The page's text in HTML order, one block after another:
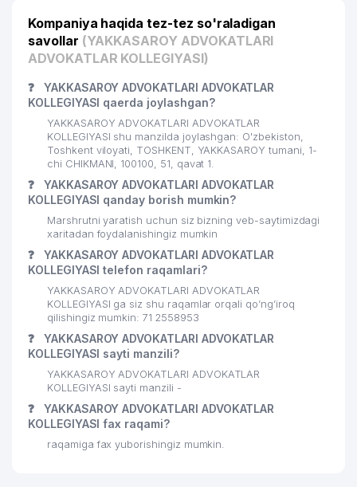
25 AL BOIS QURILISH MChJ
26 SIRKECHI TASHTEKSTIL XK MChJ
27 ECOBOND INDUSTRY MChJ
28
FIRMASI
29 GOFRA PROGRESS MChJ
30 TECHNOGEN MChJ
31 LAST-MEDIA MChJ 95 м
32 ARENA AVTO TRANS SERVIS MChJ
33 EPIROC TASHKENT XK MChJ
34 ALLIANCE TEXTILE MChJ
35 ELIT DEPOZIT MChJ
EUROMED SYSTEMS MChJ
37 ELITA-TUR XUSUSIY KORXONASI
38 FACTURA STUDIO FOTOSTUDIYASI
Kompaniya haqida tez-tez so'raladigan
savollar (YAKKASAROY ADVOKATLARI
ADVOKATLAR KOLLEGIYASI)
❓
YAKKASAROY ADVOKATLARI ADVOKATLAR
KOLLEGIYASI qaerda joylashgan?
YAKKASAROY ADVOKATLARI ADVOKATLAR
KOLLEGIYASI shu manzilda joylashgan: O'zbekiston,
Toshkent viloyati, TOSHKENT, YAKKASAROY tumani, 1-
chi CHIKMANI, 100100, 51, qavat 1.
❓
YAKKASAROY ADVOKATLARI ADVOKATLAR
KOLLEGIYASI qanday borish mumkin?
Marshrutni yaratish uchun siz bizning veb-saytimizdagi
xaritadan foydalanishingiz mumkin
❓
YAKKASAROY ADVOKATLARI ADVOKATLAR
KOLLEGIYASI telefon raqamlari?
YAKKASAROY ADVOKATLARI ADVOKATLAR
KOLLEGIYASI ga siz shu raqamlar orqali qo’ng’iroq
qilishingiz mumkin: 71 2558953
❓
YAKKASAROY ADVOKATLARI ADVOKATLAR
KOLLEGIYASI sayti manzili?
YAKKASAROY ADVOKATLARI ADVOKATLAR
KOLLEGIYASI sayti manzili -
❓
YAKKASAROY ADVOKATLARI ADVOKATLAR
KOLLEGIYASI fax raqami?
raqamiga fax yuborishingiz mumkin.